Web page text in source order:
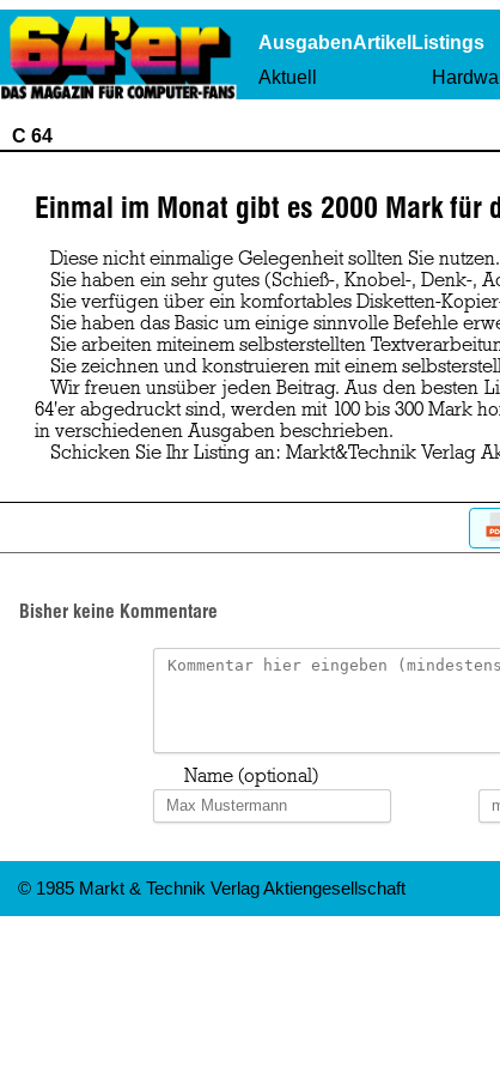
AusgabenArtikel Listings
Aktuell
C 64
Einmal im Monat gibt es 2000 Mark für
Diese nicht einmalige Gelegenheit sollten Sie
Sie haben ein sehr gutes (Schieß-, Knobel-, Denk-,
Sie verfügen über ein komfortables Disketten-
Sie haben das Basic um einige sinnvolle Befehle
Sie arbeiten miteinem selbsterstellten
Sie zeichnen und konstruieren mit einem
Wir freuen unsüber jeden Beitrag. Aus den besten
64'er abgedruckt sind, werden mit 100 bis 300 Mark
in verschiedenen Ausgaben beschrieben.
Schicken Sie Ihr Listing an: Markt&Technik Verlag
Bisher keine Kommentare
Name (optional)
© 1985 Markt & Technik Verlag Aktiengesellschaft